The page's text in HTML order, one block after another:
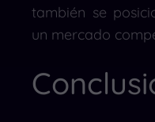
también se
un mercado